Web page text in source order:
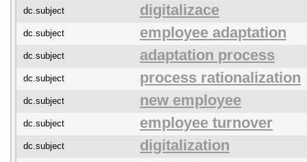
dc.subject digitalizace
dc.subject employee adaptation
dc.subject adaptation process
dc.subject process rationalization
dc.subject new employee
dc.subject employee turnover
dc.subject digitalization